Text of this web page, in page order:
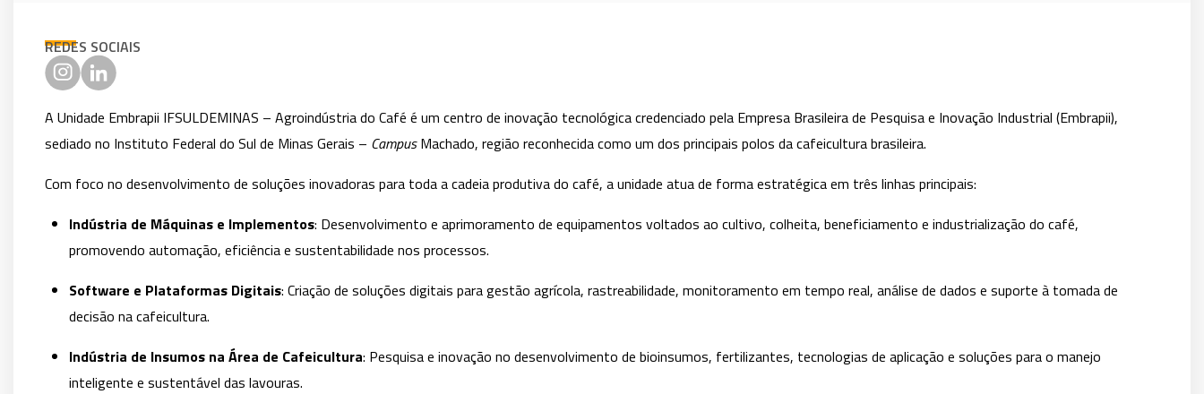
REDES SOCIAIS
A Unidade Embrapii IFSULDEMINAS – Agroindústria do Café é um centro de inovação tecnológica credenciado pela Empresa Brasileira de Pesquisa e Inovação Industrial (Embrapii),
sediado no Instituto Federal do Sul de Minas Gerais – CampusMachado, região reconhecida como um dos principais polos da cafeicultura brasileira.
Com foco no desenvolvimento de soluções inovadoras para toda a cadeia produtiva do café, a unidade atua de forma estratégica em três linhas principais:
Indústria de Máquinas e Implementos: Desenvolvimento e aprimoramento de equipamentos voltados ao cultivo, colheita, beneficiamento e industrialização do café,
promovendo automação, eficiência e sustentabilidade nos processos.
Software e Plataformas Digitais: Criação de soluções digitais para gestão agrícola, rastreabilidade, monitoramento em tempo real, análise de dados e suporte à tomada de
decisão na cafeicultura.
Indústria de Insumos na Área de Cafeicultura: Pesquisa e inovação no desenvolvimento de bioinsumos, fertilizantes, tecnologias de aplicação e soluções para o manejo
inteligente e sustentável das lavouras.